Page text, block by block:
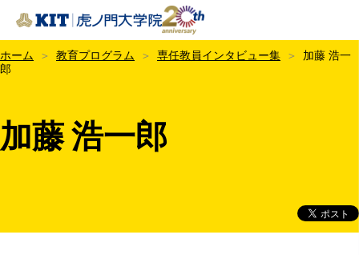
KIT虎ノ門大学院
ホーム 教育プログラム 専任教員インタビュー集
加藤 浩一
郎
加藤 浩一郎